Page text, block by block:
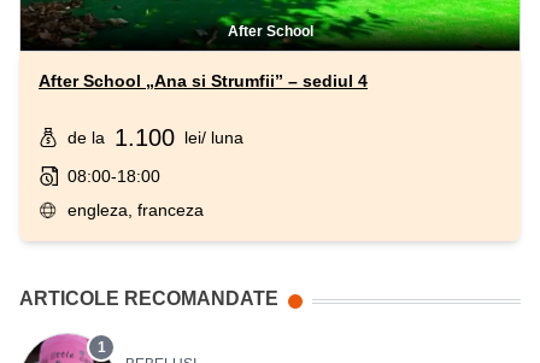
After School
After School „Ana si Strumfii” – sediul 4
de la 1.100 lei/ luna
08:00-18:00
engleza, franceza
ARTICOLE RECOMANDATE
1